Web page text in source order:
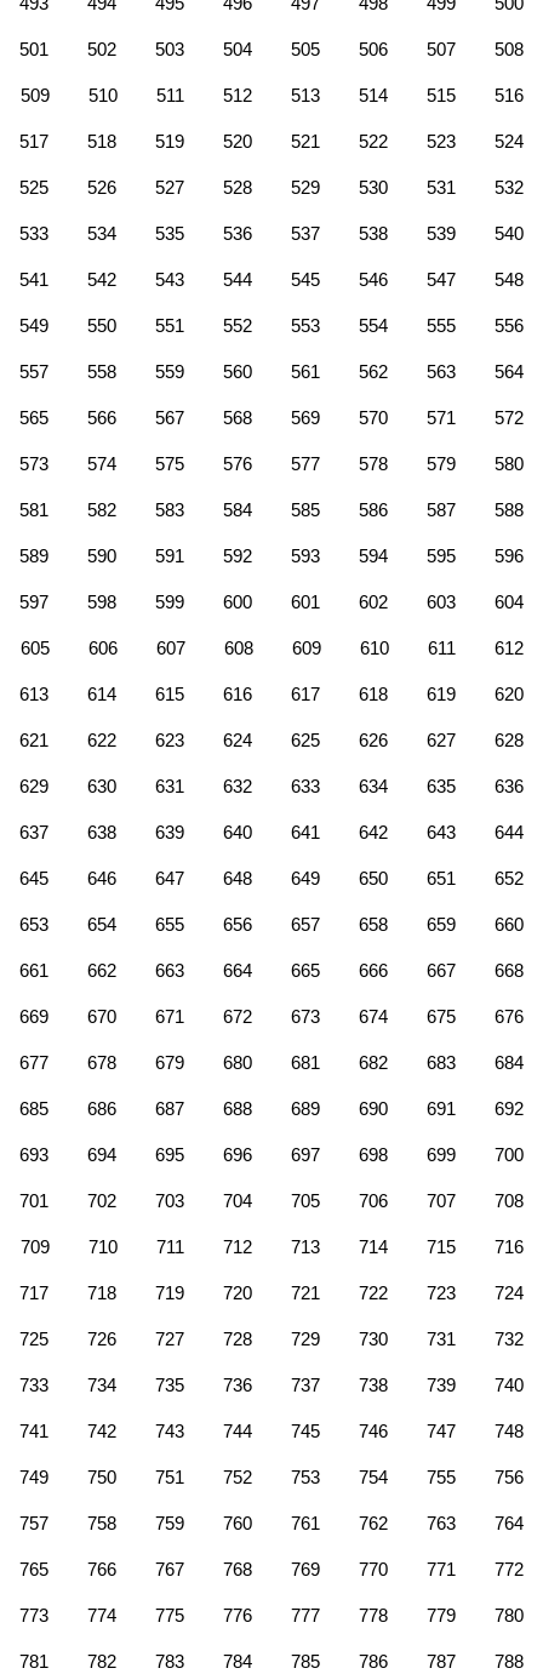
501 502 503 504 505 506 507 508
509 510 511 512 513 514 515 516
517 518 519 520 521 522 523 524
525 526 527 528 529 530 531 532
533 534 535 536 537 538 539 540
541 542 543 544 545 546 547 548
549 550 551 552 553 554 555 556
557 558 559 560 561 562 563 564
565 566 567 568 569 570 571 572
573 574 575 576 577 578 579 580
581 582 583 584 585 586 587 588
589 590 591 592 593 594 595 596
597 598 599 600 601 602 603 604
605 606 607 608 609 610 611 612
613 614 615 616 617 618 619 620
621 622 623 624 625 626 627 628
629 630 631 632 633 634 635 636
637 638 639 640 641 642 643 644
645 646 647 648 649 650 651 652
653 654 655 656 657 658 659 660
661 662 663 664 665 666 667 668
669 670 671 672 673 674 675 676
677 678 679 680 681 682 683 684
685 686 687 688 689 690 691 692
693 694 695 696 697 698 699 700
701 702 703 704 705 706 707 708
709 710 711 712 713 714 715 716
717 718 719 720 721 722 723 724
725 726 727 728 729 730 731 732
733 734 735 736 737 738 739 740
741 742 743 744 745 746 747 748
749 750 751 752 753 754 755 756
757 758 759 760 761 762 763 764
765 766 767 768 769 770 771 772
773 774 775 776 777 778 779 780
781 782 783 784 785 786 787 788